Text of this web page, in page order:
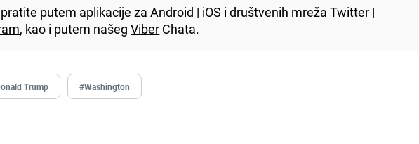
pratite putem aplikacije zaAndroid | iOS i društvenih mrežaTwitter |
, kao i putem našegViber Chata.
Trump #Washington